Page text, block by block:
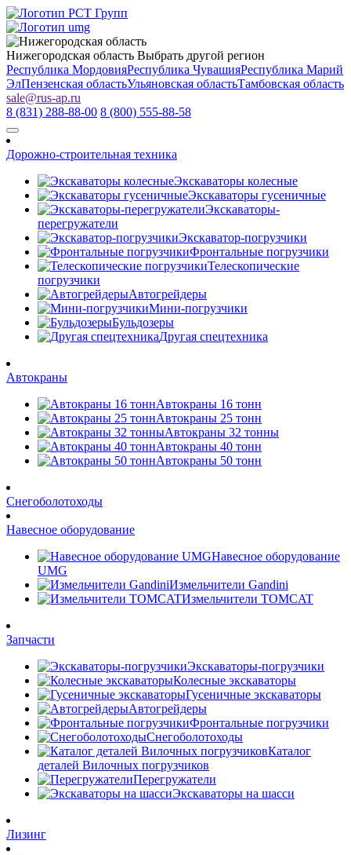
Нижегородская область Выбрать другой регион
Республика МордовияРеспублика ЧувашияРеспублика Марий
ЭлПензенская областьУльяновская областьТамбовская область
sale@rus-ap.ru
8 (831) 288-88-00 8 (800) 555-88-58
Дорожно-строительная техника
Экскаваторы колесные
Экскаваторы гусеничные
Экскаваторы-
перегружатели
Экскаватор-погрузчики
Фронтальные погрузчики
Телескопические
погрузчики
Автогрейдеры
Мини-погрузчики
Бульдозеры
Другая спецтехника
Автокраны
Автокраны 16 тонн
Автокраны 25 тонн
Автокраны 32 тонны
Автокраны 40 тонн
Автокраны 50 тонн
Снегоболотоходы
Навесное оборудование
Навесное оборудование
UMG
Измельчители Gandini
Измельчители TOMCAT
Запчасти
Экскаваторы-погрузчики
Колесные экскаваторы
Гусеничные экскаваторы
Автогрейдеры
Фронтальные погрузчики
Снегоболотоходы
Каталог
деталей Вилочных погрузчиков
Перегружатели
Экскаваторы на шасси
Лизинг